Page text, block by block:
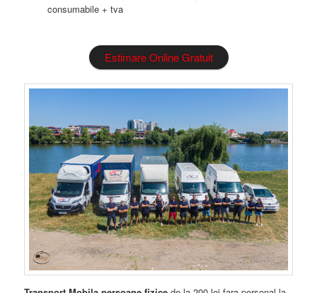
consumabile + tva
Estimare Online Gratuit